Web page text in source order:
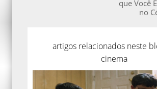
que Você
no
artigos relacionados neste
cinema